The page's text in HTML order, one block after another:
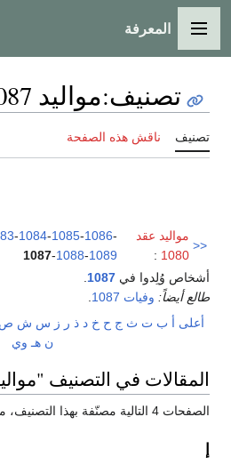
القائمة الرئيسية
المعرفة
تصنيف:مواليد 1087
تصنيف ناقش هذه الصفحة
<<
مواليد عقد
1080
:
-1084-1085-1086-
1087-1088-1089
أشخاص وُلِدوا في 1087
طالع أيضاً: وفيات 1087
أعلى أ ب ت ث ج ح خ د ذ ر ز س ش ص
ن هـ وي
المقالات في التصنيف "مواليد
الصفحات 4 التالية مصنّفة بهذا التصنيف، من إجمالي 4.
إ